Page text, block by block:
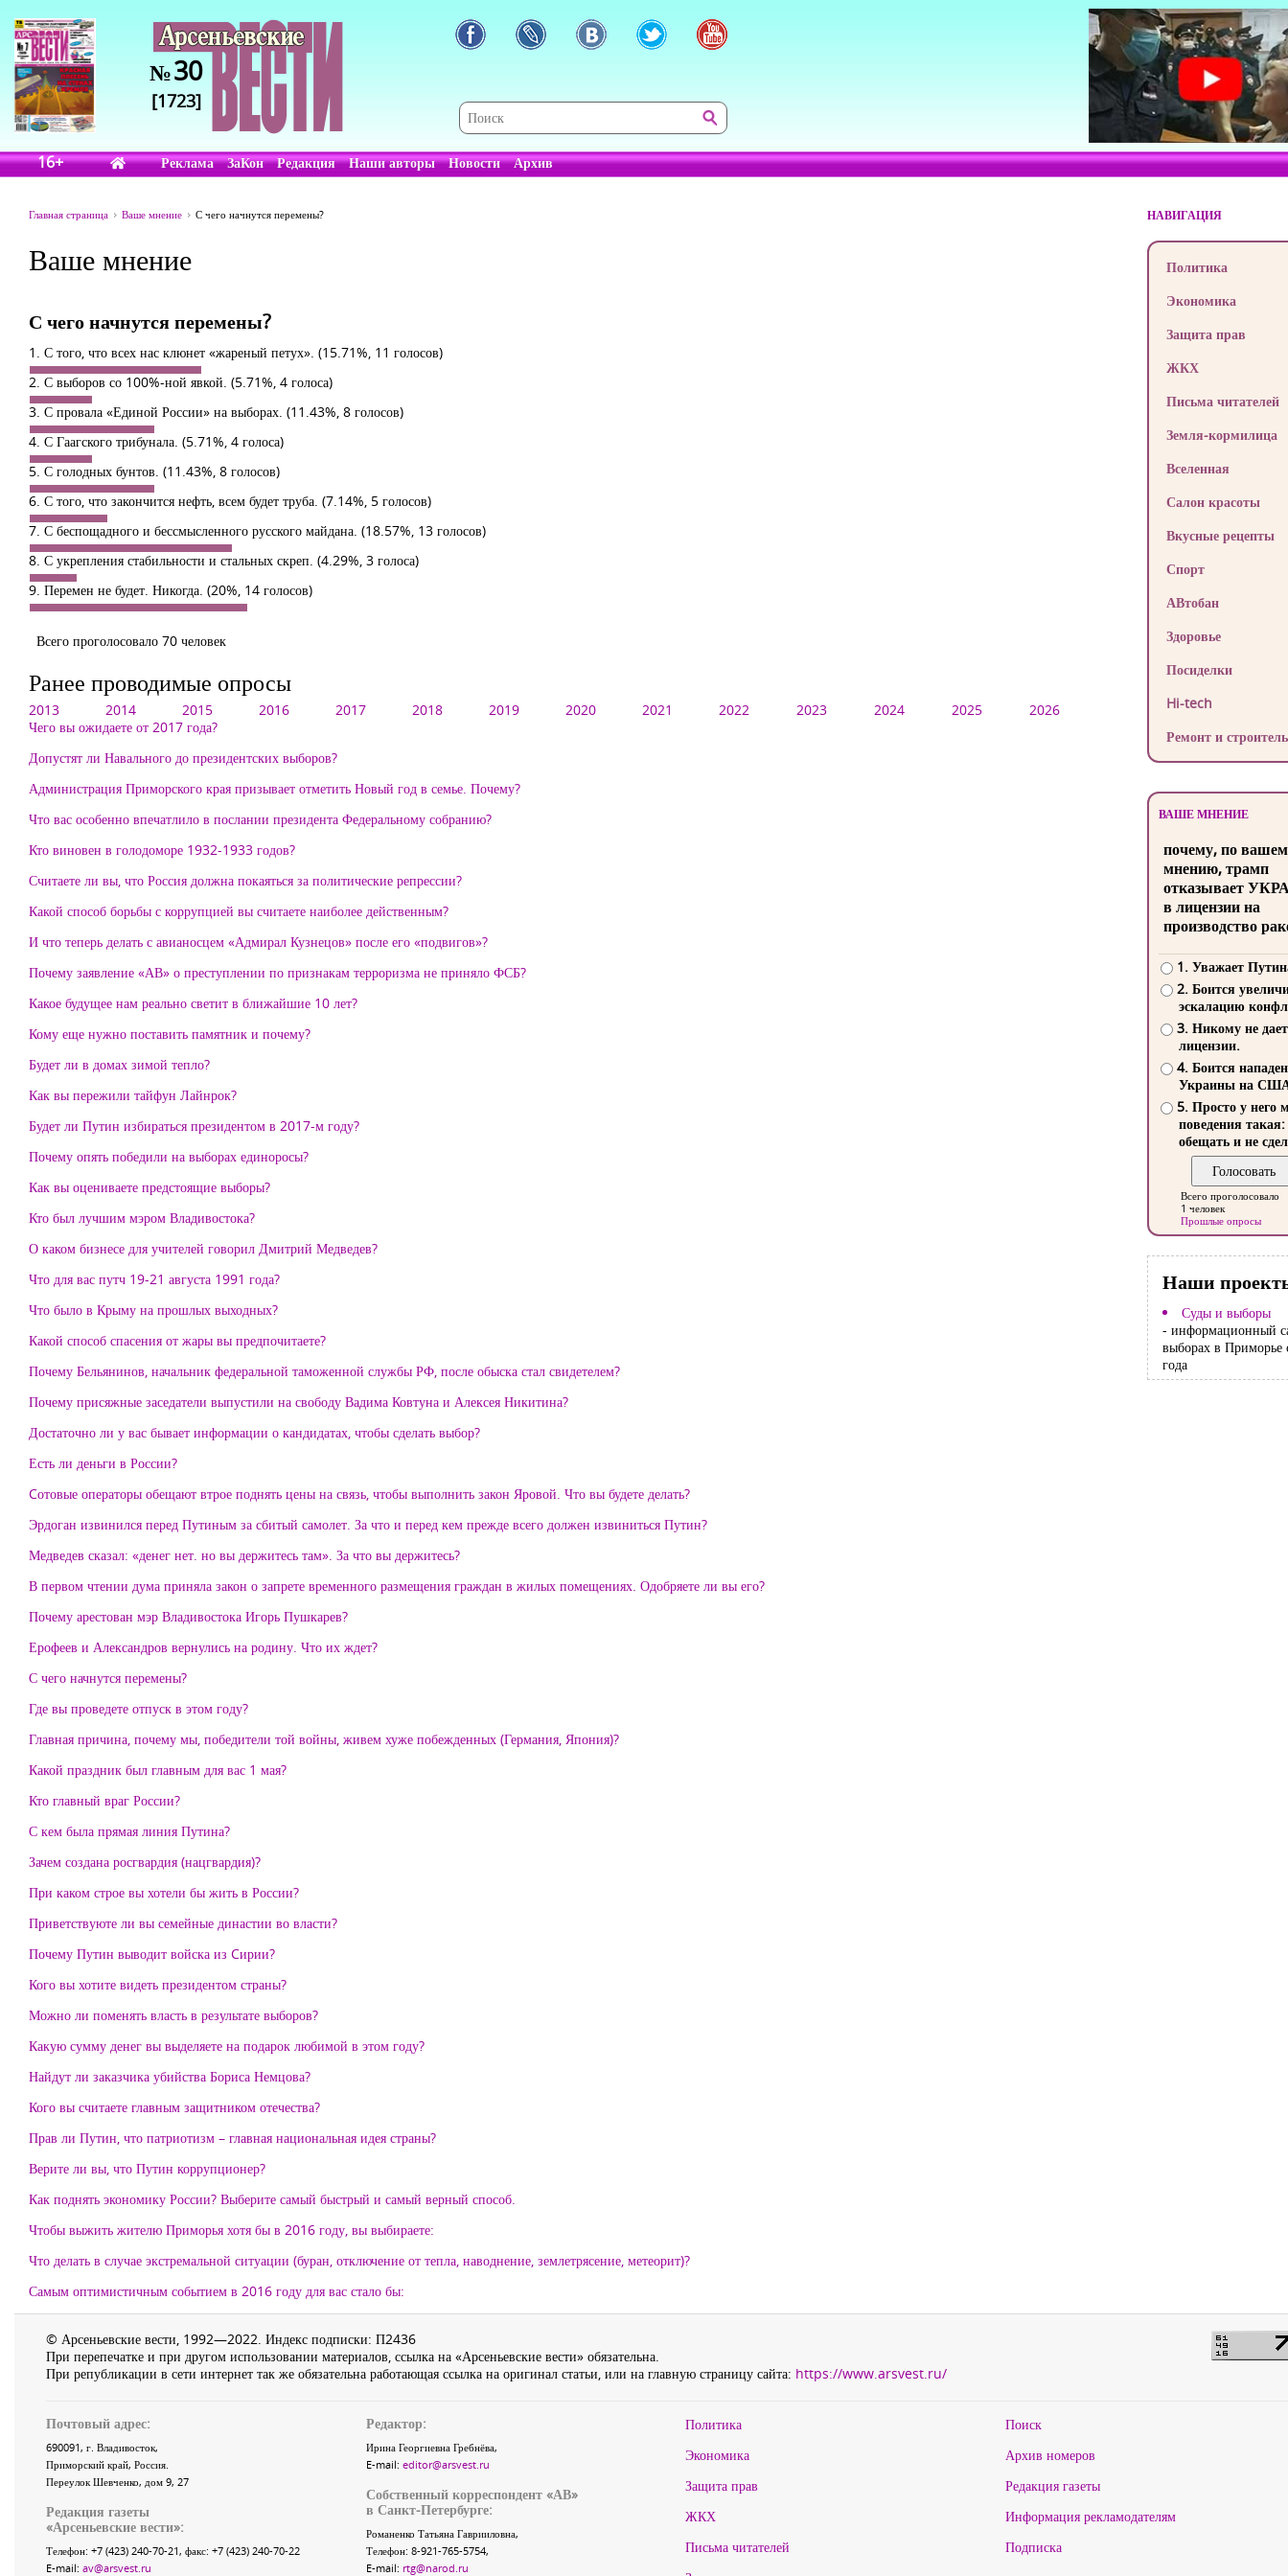
№30
[1723]
16+ Реклама ЗаКон Редакция Наши авторы Новости Архив
Главная страница Ваше мнение С чего начнутся перемены?
Ваше мнение
С чего начнутся перемены?
1. С того, что всех нас клюнет «жареный петух». (15.71%, 11 голосов)
2. С выборов со 100%-ной явкой. (5.71%, 4 голоса)
3. С провала «Единой России» на выборах. (11.43%, 8 голосов)
4. С Гаагского трибунала. (5.71%, 4 голоса)
5. С голодных бунтов. (11.43%, 8 голосов)
6. С того, что закончится нефть, всем будет труба. (7.14%, 5 голосов)
7. С беспощадного и бессмысленного русского майдана. (18.57%, 13 голосов)
8. С укрепления стабильности и стальных скреп. (4.29%, 3 голоса)
9. Перемен не будет. Никогда. (20%, 14 голосов)
Всего проголосовало 70 человек
Ранее проводимые опросы
2013 2014 2015 2016 2017 2018 2019 2020 2021 2022 2023 2024 2025
2026
Чего вы ожидаете от 2017 года?
Допустят ли Навального до президентских выборов?
Администрация Приморского края призывает отметить Новый год в семье. Почему?
Что вас особенно впечатлило в послании президента Федеральному собранию?
Кто виновен в голодоморе 1932-1933 годов?
Считаете ли вы, что Россия должна покаяться за политические репрессии?
Какой способ борьбы с коррупцией вы считаете наиболее действенным?
И что теперь делать с авианосцем «Адмирал Кузнецов» после его «подвигов»?
Почему заявление «АВ» о преступлении по признакам терроризма не приняло ФСБ?
Какое будущее нам реально светит в ближайшие 10 лет?
Кому еще нужно поставить памятник и почему?
Будет ли в домах зимой тепло?
Как вы пережили тайфун Лайнрок?
Будет ли Путин избираться президентом в 2017-м году?
Почему опять победили на выборах единоросы?
Как вы оцениваете предстоящие выборы?
Кто был лучшим мэром Владивостока?
О каком бизнесе для учителей говорил Дмитрий Медведев?
Что для вас путч 19-21 августа 1991 года?
Что было в Крыму на прошлых выходных?
Какой способ спасения от жары вы предпочитаете?
Почему Бельянинов, начальник федеральной таможенной службы РФ, после обыска стал свидетелем?
Почему присяжные заседатели выпустили на свободу Вадима Ковтуна и Алексея Никитина?
Достаточно ли у вас бывает информации о кандидатах, чтобы сделать выбор?
Есть ли деньги в России?
Cотовые операторы обещают втрое поднять цены на связь, чтобы выполнить закон Яровой. Что вы будете делать?
Эрдоган извинился перед Путиным за сбитый самолет. За что и перед кем прежде всего должен извиниться Путин?
Медведев сказал: «денег нет. но вы держитесь там». За что вы держитесь?
В первом чтении дума приняла закон о запрете временного размещения граждан в жилых помещениях. Одобряете ли вы его?
Почему арестован мэр Владивостока Игорь Пушкарев?
Ерофеев и Александров вернулись на родину. Что их ждет?
С чего начнутся перемены?
Где вы проведете отпуск в этом году?
Главная причина, почему мы, победители той войны, живем хуже побежденных (Германия, Япония)?
Какой праздник был главным для вас 1 мая?
Кто главный враг России?
С кем была прямая линия Путина?
Зачем создана росгвардия (нацгвардия)?
При каком строе вы хотели бы жить в России?
Приветствуюте ли вы семейные династии во власти?
Почему Путин выводит войска из Cирии?
Кого вы хотите видеть президентом страны?
Можно ли поменять власть в результате выборов?
Какую сумму денег вы выделяете на подарок любимой в этом году?
Найдут ли заказчика убийства Бориса Немцова?
Кого вы считаете главным защитником отечества?
Прав ли Путин, что патриотизм – главная национальная идея страны?
Верите ли вы, что Путин коррупционер?
Как поднять экономику России? Выберите самый быстрый и самый верный способ.
Чтобы выжить жителю Приморья хотя бы в 2016 году, вы выбираете:
Что делать в случае экстремальной ситуации (буран, отключение от тепла, наводнение, землетрясение, метеорит)?
Самым оптимистичным событием в 2016 году для вас стало бы:
НАВИГАЦИЯ
Политика
Экономика
Защита прав
ЖКХ
Письма читателей
Земля-кормилица
Вселенная
Салон красоты
Вкусные рецепты
Спорт
АВтобан
Здоровье
Посиделки
Hi-tech
Ремонт и
ВАШЕ МНЕНИЕ
почему, по
мнению, трамп
отказывает
в лицензии на
производство
1. Уважает
2. Боится
эскалацию
3. Никому не
лицензии.
4. Боится
Украины на
5. Просто у него
поведения такая:
обещать и не
Всего проголосовало
1 человек
Прошлые опросы
Наши
Суды и выборы
- информационный
выборах в Приморье
года
© Арсеньевские вести, 1992—2022. Индекс подписки: П2436
При перепечатке и при другом использовании материалов, ссылка на «Арсеньевские вести» обязательна.
При републикации в сети интернет так же обязательна работающая ссылка на оригинал статьи, или на главную страницу сайта: https://www.arsvest.ru/
Почтовый адрес:
690091, г. Владивосток,
Приморский край, Россия.
Переулок Шевченко, дом 9, 27
Редакция газеты
«Арсеньевские вести»:
Телефон: +7 (423) 240-70-21, факс: +7 (423) 240-70-22
E-mail: av@arsvest.ru
Редактор:
Ирина Георгиевна Гребнёва,
E-mail: editor@arsvest.ru
Собственный корреспондент «АВ»
в Санкт-Петербурге:
Романенко Татьяна Гаврииловна,
Телефон: 8-921-765-5754,
E-mail: rtg@narod.ru
Политика
Экономика
Защита прав
ЖКХ
Письма читателей
Поиск
Архив номеров
Редакция газеты
Информация рекламодателям
Подписка